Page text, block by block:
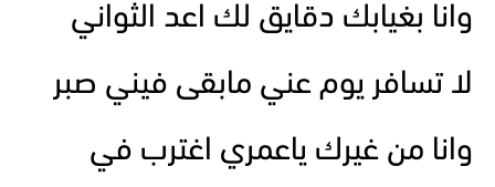
وانا بغيابك دقايق لك اعد الثواني
لا تسافر يوم عني مابقى فيني صبر
وانا من غيرك ياعمري اغترب في